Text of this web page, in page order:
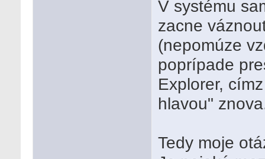
V systému
zacne
(nepomúze
poprípade
Explorer,
hlavou"
Tedy moje